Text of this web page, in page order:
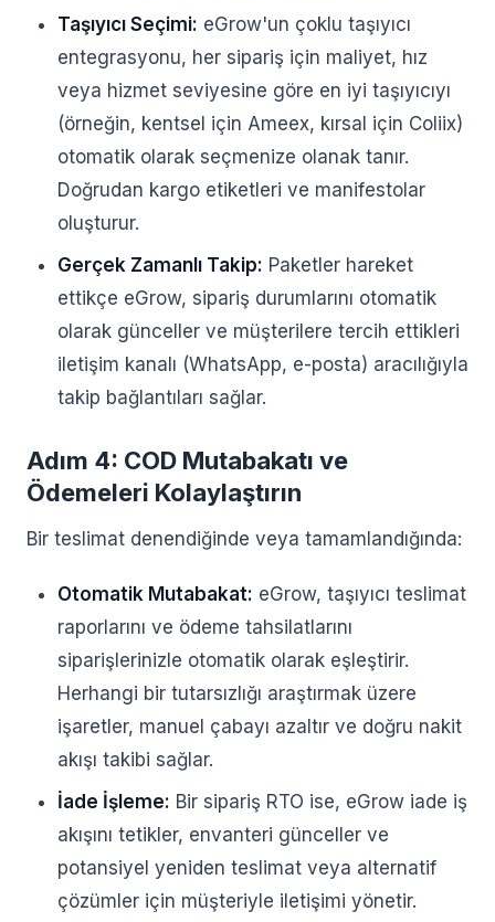
Taşıyıcı Seçimi: eGrow'un çoklu taşıyıcı
entegrasyonu, her sipariş için maliyet, hız
veya hizmet seviyesine göre en iyi taşıyıcıyı
(örneğin, kentsel için Ameex, kırsal için Coliix)
otomatik olarak seçmenize olanak tanır.
Doğrudan kargo etiketleri ve manifestolar
oluşturur.
Gerçek Zamanlı Takip: Paketler hareket
ettikçe eGrow, sipariş durumlarını otomatik
olarak günceller ve müşterilere tercih ettikleri
iletişim kanalı (WhatsApp, e-posta) aracılığıyla
takip bağlantıları sağlar.
Adım 4: COD Mutabakatı ve
Ödemeleri Kolaylaştırın
Bir teslimat denendiğinde veya tamamlandığında:
Otomatik Mutabakat: eGrow, taşıyıcı teslimat
raporlarını ve ödeme tahsilatlarını
siparişlerinizle otomatik olarak eşleştirir.
Herhangi bir tutarsızlığı araştırmak üzere
işaretler, manuel çabayı azaltır ve doğru nakit
akışı takibi sağlar.
İade İşleme: Bir sipariş RTO ise, eGrow iade iş
akışını tetikler, envanteri günceller ve
potansiyel yeniden teslimat veya alternatif
çözümler için müşteriyle iletişimi yönetir.